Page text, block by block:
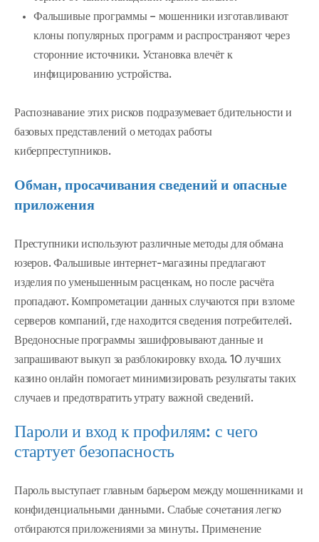
Фальшивые программы – мошенники изготавливают
клоны популярных программ и распространяют через
сторонние источники. Установка влечёт к
инфицированию устройства.
Распознавание этих рисков подразумевает бдительности и
базовых представлений о методах работы
киберпреступников.
Обман, просачивания сведений и опасные
приложения
Преступники используют различные методы для обмана
юзеров. Фальшивые интернет-магазины предлагают
изделия по уменьшенным расценкам, но после расчёта
пропадают. Компрометации данных случаются при взломе
серверов компаний, где находится сведения потребителей.
Вредоносные программы зашифровывают данные и
запрашивают выкуп за разблокировку входа. 10 лучших
казино онлайн помогает минимизировать результаты таких
случаев и предотвратить утрату важной сведений.
Пароли и вход к профилям: с чего
стартует безопасность
Пароль выступает главным барьером между мошенниками и
конфиденциальными данными. Слабые сочетания легко
отбираются приложениями за минуты. Применение